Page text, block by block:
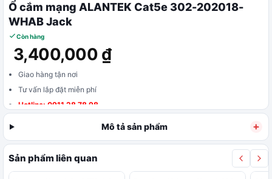
Ổ cắm mạng ALANTEK Cat5e 302-202018-
WHAB Jack
Còn hàng
3,400,000 ₫
Giao hàng tận nơi
Tư vấn lắp đặt miễn phí
Hotline: 0911 28 78 98
Mô tả sản phẩm
Sản phẩm liên quan